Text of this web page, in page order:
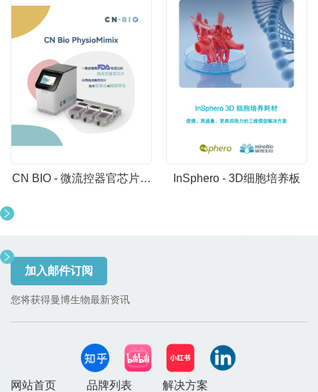
CN BIO - 微流控器官芯片系 InSphero - 3D细胞培养板
加入邮件订阅
您将获得曼博生物最新资讯
网站首页 品牌列表
解决方案